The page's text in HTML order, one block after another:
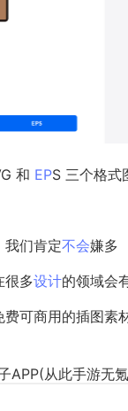
和 EPS 三个格式
我们肯定不会嫌多
很多设计的领域会
费可商用的插图
APP(从此手游无